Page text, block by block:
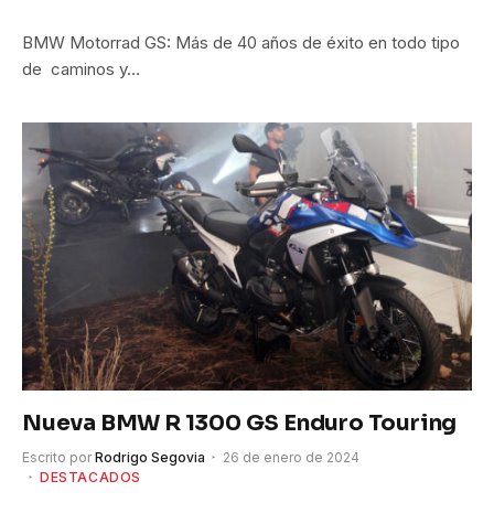
BMW Motorrad GS: Más de 40 años de éxito en todo tipo
de caminos y…
Nueva BMW R 1300 GS Enduro Touring
Escrito por Rodrigo Segovia
26 de enero de 2024
DESTACADOS